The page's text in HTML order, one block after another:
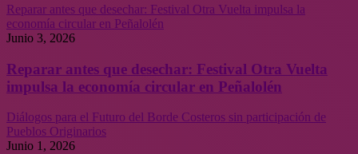
Reparar antes que desechar: Festival Otra Vuelta impulsa la
economía circular en Peñalolén
Junio 3, 2026
Reparar antes que desechar: Festival Otra Vuelta
impulsa la economía circular en Peñalolén
Diálogos para el Futuro del Borde Costeros sin participación de
Pueblos Originarios
Junio 1, 2026